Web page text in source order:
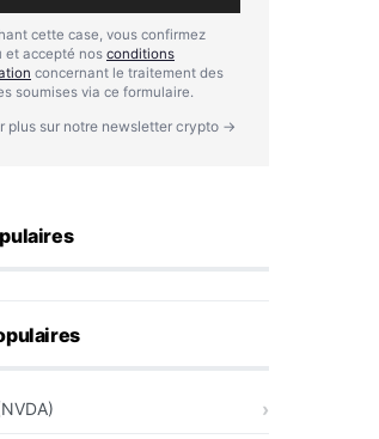
cette case, vous confirmez
et accepté nos conditions
concernant le traitement des
soumises via ce formulaire.
plus sur notre newsletter crypto →